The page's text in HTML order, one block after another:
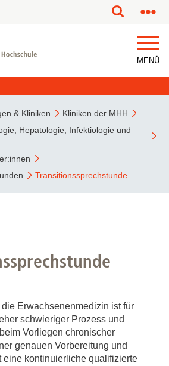
MENÜ
& Kliniken
Kliniken der MHH
Hepatologie, Infektiologie und
Transitionssprechstunde
Erwachsenenmedizin ist für
schwieriger Prozess und
Vorliegen chronischer
genauen Vorbereitung und
eine kontinuierliche qualifizierte